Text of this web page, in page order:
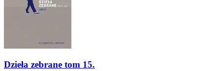
Dzieła zebrane tom 15.